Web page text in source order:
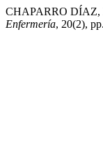
CHAPARRO
Enfermería, 20(2),